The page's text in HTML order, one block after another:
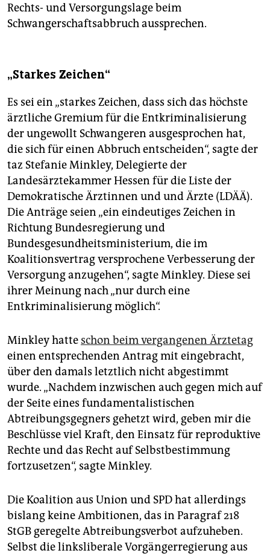
Rechts- und Versorgungslage beim
Schwangerschaftsabbruch aussprechen.
„Starkes Zeichen“
Es sei ein „starkes Zeichen, dass sich das höchste
ärztliche Gremium für die Entkriminalisierung
der ungewollt Schwangeren ausgesprochen hat,
die sich für einen Abbruch entscheiden“, sagte der
taz Stefanie Minkley, Delegierte der
Landesärztekammer Hessen für die Liste der
Demokratische Ärztinnen und und Ärzte (LDÄÄ).
Die Anträge seien „ein eindeutiges Zeichen in
Richtung Bundesregierung und
Bundesgesundheitsministerium, die im
Koalitionsvertrag versprochene Verbesserung der
Versorgung anzugehen“, sagte Minkley. Diese sei
ihrer Meinung nach „nur durch eine
Entkriminalisierung möglich“.
Minkley hatte schon beim vergangenen Ärztetag
einen entsprechenden Antrag mit eingebracht,
über den damals letztlich nicht abgestimmt
wurde. „Nachdem inzwischen auch gegen mich auf
der Seite eines fundamentalistischen
Abtreibungsgegners gehetzt wird, geben mir die
Beschlüsse viel Kraft, den Einsatz für reproduktive
Rechte und das Recht auf Selbstbestimmung
fortzusetzen“, sagte Minkley.
Die Koalition aus Union und SPD hat allerdings
bislang keine Ambitionen, das in Paragraf 218
StGB geregelte Abtreibungsverbot aufzuheben.
Selbst die linksliberale Vorgängerregierung aus